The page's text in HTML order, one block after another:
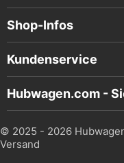
HanseLifter
Shop-Infos
Kundenservice
Hubwagen.com -
© 2025 - 2026
Versand